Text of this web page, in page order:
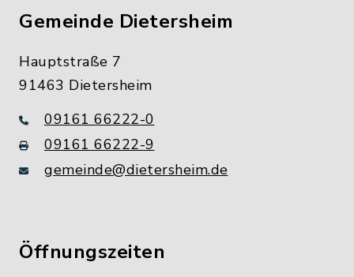
Gemeinde Dietersheim
Hauptstraße 7
91463 Dietersheim
09161 66222-0
09161 66222-9
gemeinde@dietersheim.de
Öffnungszeiten